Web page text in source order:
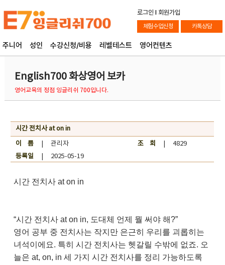
로그인 l 회원가입
체험수업신청 카톡상담
주니어 성인 수강신청/비용 레벨테스트 영어컨텐츠
English700 화상영어 보카
영어교육의 정점 잉글리쉬 700입니다.
시간 전치사 at on in
이 름| 관리자 조 회
| 4829
등록일| 2025-05-19
시간 전치사 at on in
“시간 전치사 at on in, 도대체 언제 뭘 써야 해?”
영어 공부 중 전치사는 작지만 은근히 우리를 괴롭히는
녀석이에요. 특히 시간 전치사는 헷갈릴 수밖에 없죠. 오
늘은 at, on, in 세 가지 시간 전치사를 정리 가능하도록